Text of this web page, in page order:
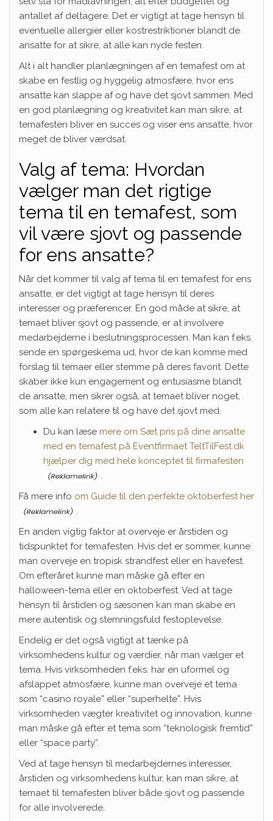
antallet af deltagere. Det er vigtigt at tage hensyn til
eventuelle allergier eller kostrestriktioner blandt de
ansatte for at sikre, at alle kan nyde festen.
Alt i alt handler planlægningen af en temafest om at
skabe en festlig og hyggelig atmosfære, hvor ens
ansatte kan slappe af og have det sjovt sammen. Med
en god planlægning og kreativitet kan man sikre, at
temafesten bliver en succes og viser ens ansatte, hvor
meget de bliver værdsat.
Valg af tema: Hvordan
vælger man det rigtige
tema til en temafest, som
vil være sjovt og passende
for ens ansatte?
Når det kommer til valg af tema til en temafest for ens
ansatte, er det vigtigt at tage hensyn til deres
interesser og præferencer. En god måde at sikre, at
temaet bliver sjovt og passende, er at involvere
medarbejderne i beslutningsprocessen. Man kan f.eks.
sende en spørgeskema ud, hvor de kan komme med
forslag til temaer eller stemme på deres favorit. Dette
skaber ikke kun engagement og entusiasme blandt
de ansatte, men sikrer også, at temaet bliver noget,
som alle kan relatere til og have det sjovt med.
Du kan læse mere om Sæt pris på dine ansatte
med en temafest på Eventfirmaet TeltTilFest.dk
hjælper dig med hele konceptet til firmafesten
.
Få mere info om Guide til den perfekte oktoberfest her
.
En anden vigtig faktor at overveje er årstiden og
tidspunktet for temafesten. Hvis det er sommer, kunne
man overveje en tropisk strandfest eller en havefest.
Om efteråret kunne man måske gå efter en
halloween-tema eller en oktoberfest. Ved at tage
hensyn til årstiden og sæsonen kan man skabe en
mere autentisk og stemningsfuld festoplevelse.
Endelig er det også vigtigt at tænke på
virksomhedens kultur og værdier, når man vælger et
tema. Hvis virksomheden f.eks. har en uformel og
afslappet atmosfære, kunne man overveje et tema
som “casino royale” eller “superhelte”. Hvis
virksomheden vægter kreativitet og innovation, kunne
man måske gå efter et tema som “teknologisk fremtid”
eller “space party”.
Ved at tage hensyn til medarbejdernes interesser,
årstiden og virksomhedens kultur, kan man sikre, at
temaet til temafesten bliver både sjovt og passende
for alle involverede.